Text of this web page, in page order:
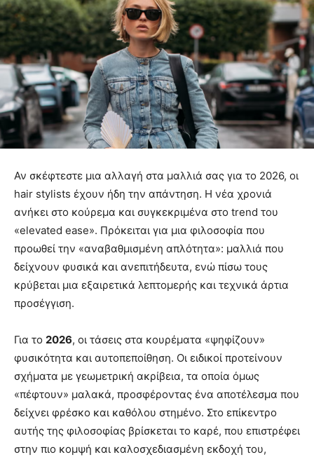
Αν σκέφτεστε μια αλλαγή στα μαλλιά σας για το 2026, οι
hair stylists έχουν ήδη την απάντηση. Η νέα χρονιά
ανήκει στο κούρεμα και συγκεκριμένα στο trend του
«elevated ease». Πρόκειται για μια φιλοσοφία που
προωθεί την «αναβαθμισμένη απλότητα»: μαλλιά που
δείχνουν φυσικά και ανεπιτήδευτα, ενώ πίσω τους
κρύβεται μια εξαιρετικά λεπτομερής και τεχνικά άρτια
προσέγγιση.
Για το 2026, οι τάσεις στα κουρέματα «ψηφίζουν»
φυσικότητα και αυτοπεποίθηση. Οι ειδικοί προτείνουν
σχήματα με γεωμετρική ακρίβεια, τα οποία όμως
«πέφτουν» μαλακά, προσφέροντας ένα αποτέλεσμα που
δείχνει φρέσκο και καθόλου στημένο. Στο επίκεντρο
αυτής της φιλοσοφίας βρίσκεται το καρέ, που επιστρέφει
στην πιο κομψή και καλοσχεδιασμένη εκδοχή του,